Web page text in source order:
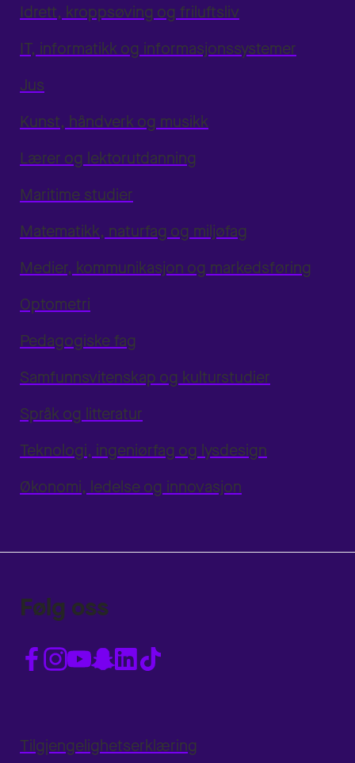
Idrett, kroppsøving og friluftsliv
IT, informatikk og informasjonssystemer
Jus
Kunst, håndverk og musikk
Lærer og lektorutdanning
Maritime studier
Matematikk, naturfag og miljøfag
Medier, kommunikasjon og markedsføring
Optometri
Pedagogiske fag
Samfunnsvitenskap og kulturstudier
Språk og litteratur
Teknologi, ingeniørfag og lysdesign
Økonomi, ledelse og innovasjon
Følg oss
Tilgjengelighetserklæring